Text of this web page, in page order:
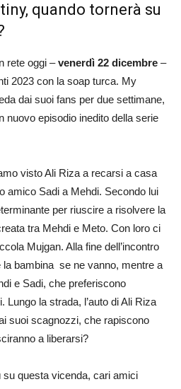
quando tornerà su
rete oggi –venerdì 22 dicembre –
2023 con la soap turca. My
dai suoi fans per due settimane,
nuovo episodio inedito della serie
visto Ali Riza a recarsi a casa
amico Sadi a Mehdi. Secondo lui
per riuscire a risolvere la
tra Mehdi e Meto. Con loro ci
Mujgan. Alla fine dell’incontro
bambina se ne vanno, mentre a
e Sadi, che preferiscono
Lungo la strada, l’auto di Ali Riza
suoi scagnozzi, che rapiscono
a liberarsi?
questa vicenda, cari amici